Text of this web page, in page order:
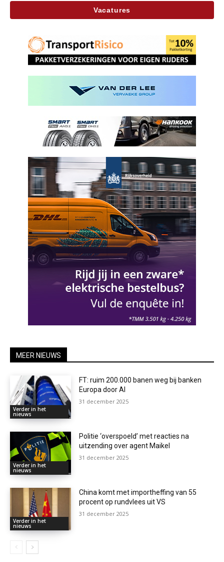
Vacatures
MEER NIEUWS
Verder in het
nieuws
FT: ruim 200.000 banen weg bij banken
Europa door AI
31 december 2025
Verder in het
nieuws
Politie ‘overspoeld’ met reacties na
uitzending over agent Maikel
31 december 2025
Verder in het
nieuws
China komt met importheffing van 55
procent op rundvlees uit VS
31 december 2025